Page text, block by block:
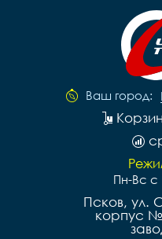
Ваш город:
Пн-Вс с
Псков, ул.
корпус